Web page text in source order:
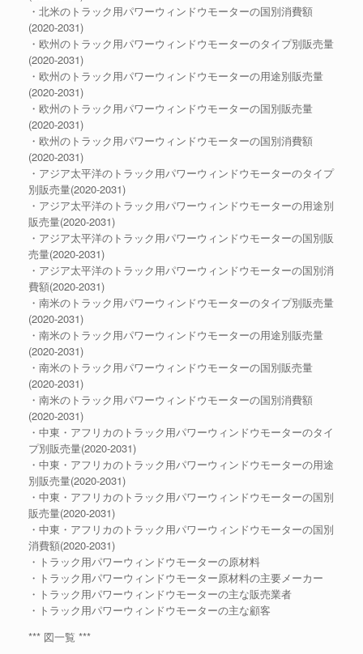
・北米のトラック用パワーウィンドウモーターの国別消費額
(2020-2031)
・欧州のトラック用パワーウィンドウモーターのタイプ別販売量
(2020-2031)
・欧州のトラック用パワーウィンドウモーターの用途別販売量
(2020-2031)
・欧州のトラック用パワーウィンドウモーターの国別販売量
(2020-2031)
・欧州のトラック用パワーウィンドウモーターの国別消費額
(2020-2031)
・アジア太平洋のトラック用パワーウィンドウモーターのタイプ
別販売量(2020-2031)
・アジア太平洋のトラック用パワーウィンドウモーターの用途別
販売量(2020-2031)
・アジア太平洋のトラック用パワーウィンドウモーターの国別販
売量(2020-2031)
・アジア太平洋のトラック用パワーウィンドウモーターの国別消
費額(2020-2031)
・南米のトラック用パワーウィンドウモーターのタイプ別販売量
(2020-2031)
・南米のトラック用パワーウィンドウモーターの用途別販売量
(2020-2031)
・南米のトラック用パワーウィンドウモーターの国別販売量
(2020-2031)
・南米のトラック用パワーウィンドウモーターの国別消費額
(2020-2031)
・中東・アフリカのトラック用パワーウィンドウモーターのタイ
プ別販売量(2020-2031)
・中東・アフリカのトラック用パワーウィンドウモーターの用途
別販売量(2020-2031)
・中東・アフリカのトラック用パワーウィンドウモーターの国別
販売量(2020-2031)
・中東・アフリカのトラック用パワーウィンドウモーターの国別
消費額(2020-2031)
・トラック用パワーウィンドウモーターの原材料
・トラック用パワーウィンドウモーター原材料の主要メーカー
・トラック用パワーウィンドウモーターの主な販売業者
・トラック用パワーウィンドウモーターの主な顧客
*** 図一覧 ***